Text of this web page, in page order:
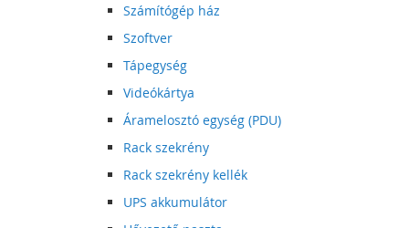
Számítógép ház
Szoftver
Tápegység
Videókártya
Áramelosztó egység (PDU)
Rack szekrény
Rack szekrény kellék
UPS akkumulátor